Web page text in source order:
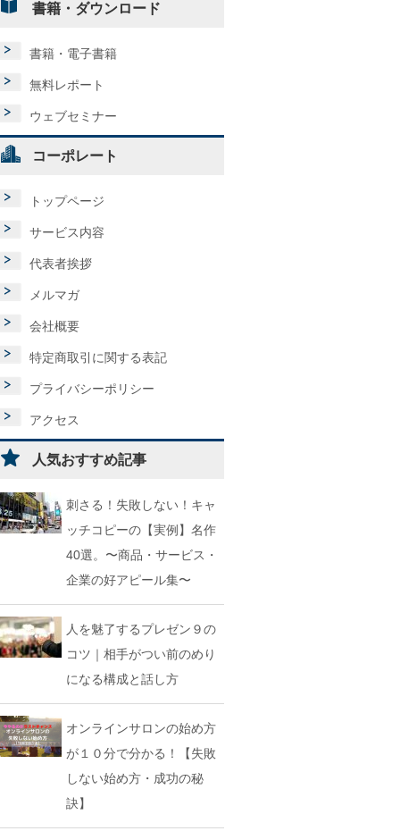
書籍・ダウンロード
書籍・電子書籍
無料レポート
ウェブセミナー
コーポレート
トップページ
サービス内容
代表者挨拶
メルマガ
会社概要
特定商取引に関する表記
プライバシーポリシー
アクセス
人気おすすめ記事
刺さる！失敗しない！キャ
ッチコピーの【実例】名作
40選。〜商品・サービス・
企業の好アピール集〜
人を魅了するプレゼン９の
コツ｜相手がつい前のめり
になる構成と話し方
オンラインサロンの始め方
が１０分で分かる！【失敗
しない始め方・成功の秘
訣】